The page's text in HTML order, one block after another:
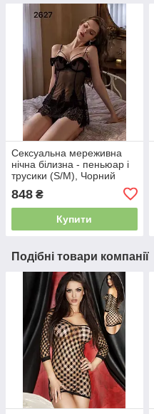
Сексуальна мереживна
нічна білизна - пеньюар і
трусики (S/M), Чорний
848 ₴
Купити
Подібні товари компанії